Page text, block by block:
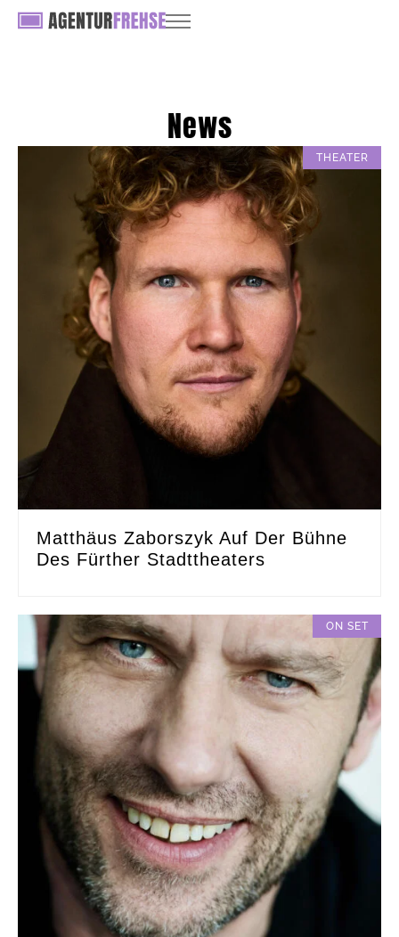
News
THEATER
Matthäus Zaborszyk Auf Der Bühne
Des Fürther Stadttheaters
ON SET